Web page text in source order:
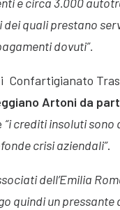
e circa 3.000
dei quali prestano
dovuti”.
Confartigianato
Artoni da
“i crediti insoluti
crisi aziendali”.
dell’Emilia
quindi un pressante